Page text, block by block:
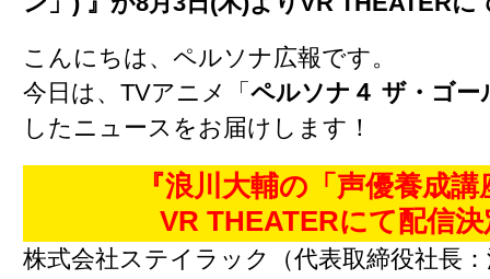
こんにちは、ペルソナ広報です。
今日は、TVアニメ「 ペルソナ４ ザ・ゴー
したニュースをお届けします！
『浪川大輔の「声優養成講
VR THEATERにて配信
株式会社ステイラック（代表取締役社長